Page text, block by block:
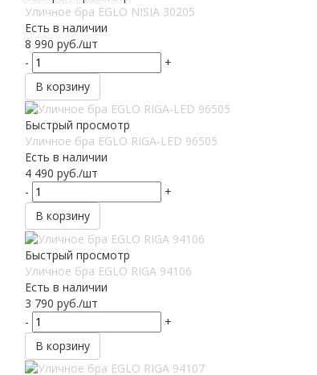
Уличное бра EGLO NISIA 30205
Есть в наличии
8 990 руб./шт
-
+
В корзину
Быстрый просмотр
Уличное бра EGLO RIGA-LED 96505
Есть в наличии
4 490 руб./шт
-
+
В корзину
Быстрый просмотр
Уличное бра EGLO RIGA 94106
Есть в наличии
3 790 руб./шт
-
+
В корзину